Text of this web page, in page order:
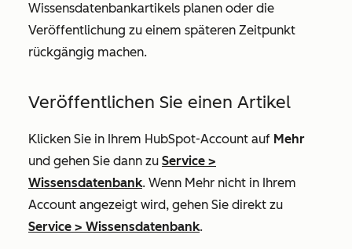
Wissensdatenbankartikels planen oder die
Veröffentlichung zu einem späteren Zeitpunkt
rückgängig machen.
Veröffentlichen Sie einen Artikel
Klicken Sie in Ihrem HubSpot-Account auf Mehr
und gehen Sie dann zu Service >
Wissensdatenbank. Wenn Mehr nicht in Ihrem
Account angezeigt wird, gehen Sie direkt zu
Service > Wissensdatenbank.